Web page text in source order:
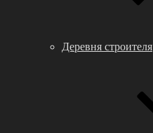
Деревня строителя